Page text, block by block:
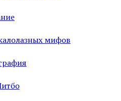
мифов